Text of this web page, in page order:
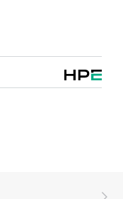
les installations